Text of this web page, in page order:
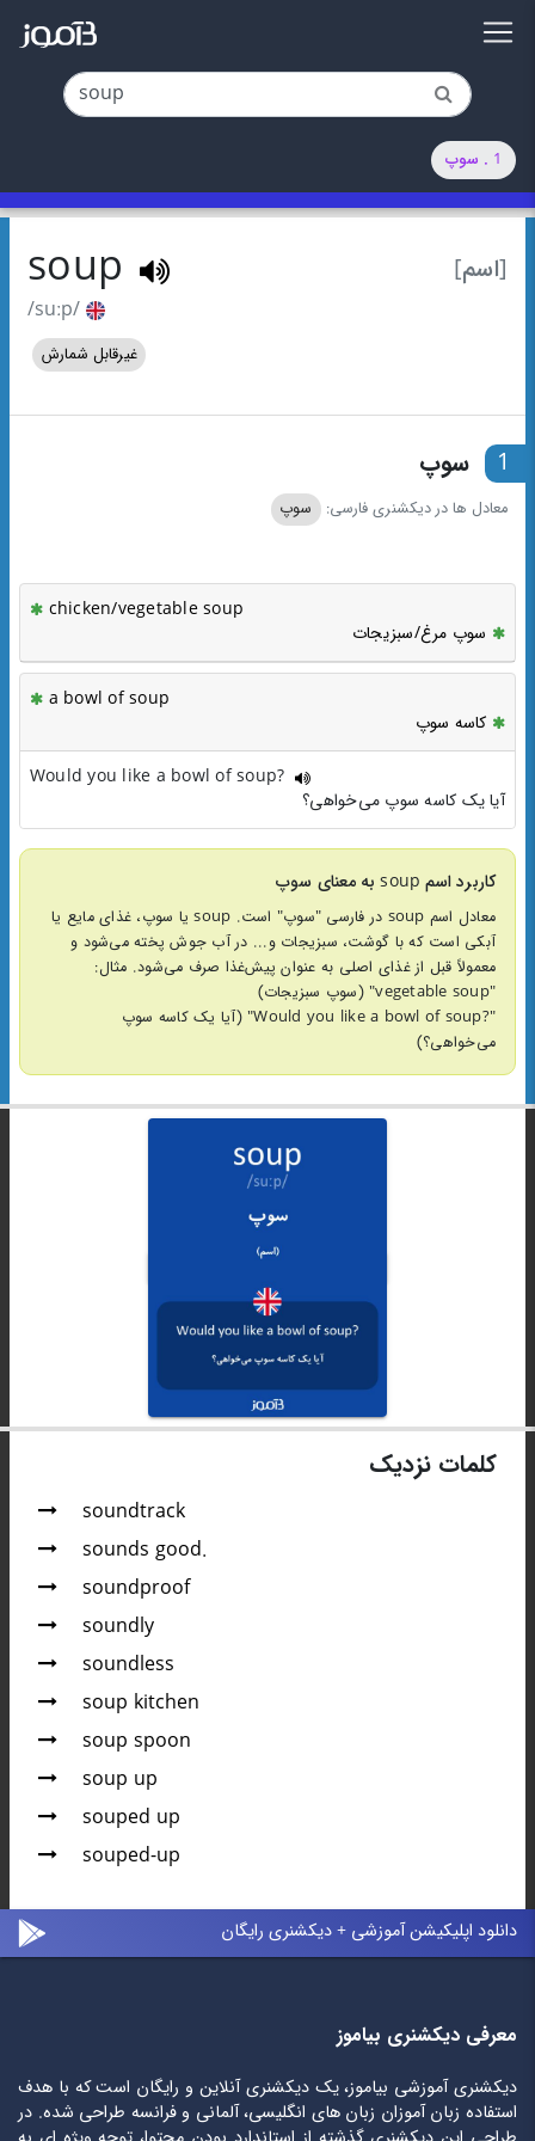
1 . سوپ
[اسم] soup
/suːp/
غیرقابل شمارش
1 سوپ
معادل ها در دیکشنری فارسی: سوپ
chicken/vegetable soup
سوپ مرغ/سبزیجات
a bowl of soup
کاسه سوپ
Would you like a bowl of soup?
آیا یک کاسه سوپ می‌خواهی؟
کاربرد اسم soup به معنای سوپ
معادل اسم soup در فارسی "سوپ" است. soup یا سوپ، غذای مایع یا
آبکی است که با گوشت، سبزیجات و... در آب جوش پخته می‌شود و
معمولاً قبل از غذای اصلی به عنوان پیش‌غذا صرف می‌شود. مثال:
"vegetable soup" (سوپ سبزیجات)
"?Would you like a bowl of soup" (آیا یک کاسه سوپ
می‌خواهی؟)
کلمات نزدیک
soundtrack
sounds good.
soundproof
soundly
soundless
soup kitchen
soup spoon
soup up
souped up
souped-up
دانلود اپلیکیشن آموزشی + دیکشنری رایگان
معرفی دیکشنری بیاموز
دیکشنری آموزشی بیاموز، یک دیکشنری آنلاین و رایگان است که با هدف
استفاده زبان آموزان زبان های انگلیسی، آلمانی و فرانسه طراحی شده. در